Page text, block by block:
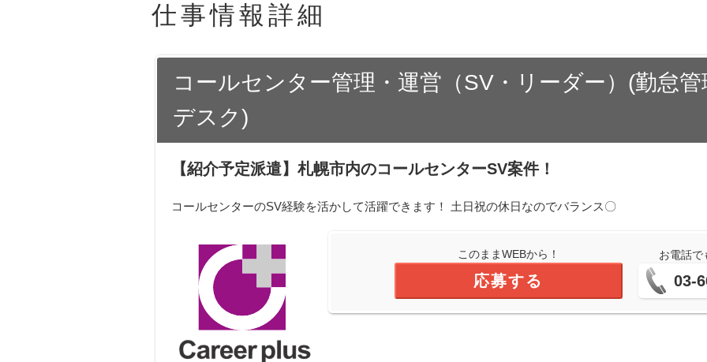
仕事情報詳細
コールセンター管理・運営（SV・リーダー）(勤怠
デスク)
【紹介予定派遣】札幌市内のコールセンターSV案件！
コールセンターのSV経験を活かして活躍できます！ 土日祝の休日なのでバランス〇
このままWEBから！
応募する
お電話で
03-